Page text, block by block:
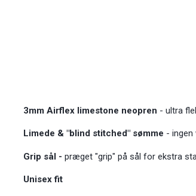
3mm Airflex limestone neopren - ultra
Limede & "blind stitched" sømme -
Grip sål -præget "grip" på sål for ekstra
Unisex fit